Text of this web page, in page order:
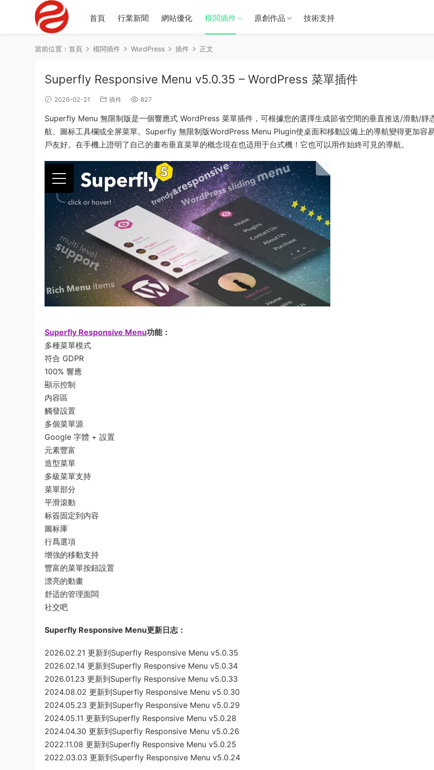
首頁 行業新聞 網站優化 模闆插件 原創作品 技術支持
當前位置： 首頁 模闆插件 WordPress 插件 正文
Superfly Responsive Menu v5.0.35 – WordPress 菜單插件
2026-02-21 插件 827
Superfly Menu 無限制版是一個響應式 WordPress 菜單插件，可根據您的選擇生成節省空間的垂直推送/滑動/靜
航、圖标工具欄或全屏菜單。Superfly 無限制版WordPress Menu Plugin使桌面和移動設備上的導航變得更加容
戶友好。在手機上證明了自己的畫布垂直菜單的概念現在也适用于台式機！它也可以用作始終可見的導航。
Superfly Responsive Menu功能：
多種菜單模式
符合 GDPR
100% 響應
顯示控制
内容區
觸發設置
多個菜單源
Google 字體 + 設置
元素豐富
造型菜單
多級菜單支持
菜單部分
平滑滾動
标簽固定到内容
圖标庫
行爲選項
增強的移動支持
豐富的菜單按鈕設置
漂亮的動畫
舒适的管理面闆
社交吧
Superfly Responsive Menu更新日志：
2026.02.21 更新到Superfly Responsive Menu v5.0.35
2026.02.14 更新到Superfly Responsive Menu v5.0.34
2026.01.23 更新到Superfly Responsive Menu v5.0.33
2024.08.02 更新到Superfly Responsive Menu v5.0.30
2024.05.23 更新到Superfly Responsive Menu v5.0.29
2024.05.11 更新到Superfly Responsive Menu v5.0.28
2024.04.30 更新到Superfly Responsive Menu v5.0.26
2022.11.08 更新到Superfly Responsive Menu v5.0.25
2022.03.03 更新到Superfly Responsive Menu v5.0.24